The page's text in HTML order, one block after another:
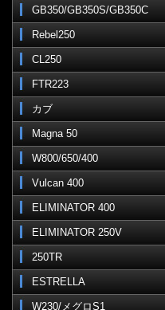
GB350/GB350S/GB350C
Rebel250
CL250
FTR223
カブ
Magna 50
W800/650/400
Vulcan 400
ELIMINATOR 400
ELIMINATOR 250V
250TR
ESTRELLA
W230/メグロS1